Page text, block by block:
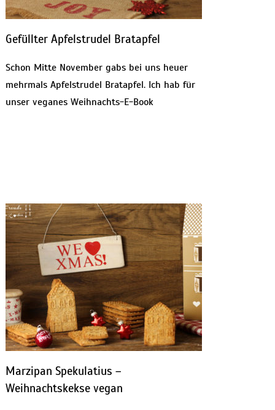
Gefüllter Apfelstrudel Bratapfel
Schon Mitte November gabs bei uns heuer
mehrmals Apfelstrudel Bratapfel. Ich hab für
unser veganes Weihnachts-E-Book
Marzipan Spekulatius –
Weihnachtskekse vegan